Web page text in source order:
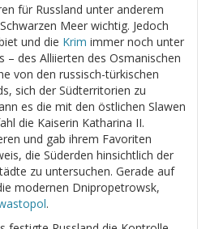
für Russland unter anderem
Meer wichtig. Jedoch
und die Krim immer noch unter
– des Alliierten des Osmanischen
von den russisch-türkischen
sich der Südterritorien zu
es die mit den östlichen Slawen
die Kaiserin Katharina II.
und gab ihrem Favoriten
die Süderden hinsichtlich der
zu untersuchen. Gerade auf
modernen Dnipropetrowsk,
.